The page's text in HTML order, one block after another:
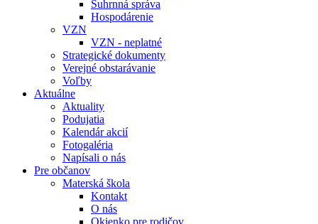
Suhrnná správa
Hospodárenie
VZN
VZN - neplatné
Strategické dokumenty
Verejné obstarávanie
Voľby
Aktuálne
Aktuality
Podujatia
Kalendár akcií
Fotogaléria
Napísali o nás
Pre občanov
Materská škola
Kontakt
O nás
Okienko pre rodičov